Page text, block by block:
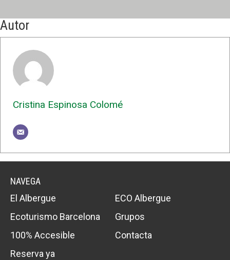
Autor
Cristina Espinosa Colomé
NAVEGA
El Albergue
ECO Albergue
Ecoturismo Barcelona
Grupos
100% Accesible
Contacta
Reserva ya